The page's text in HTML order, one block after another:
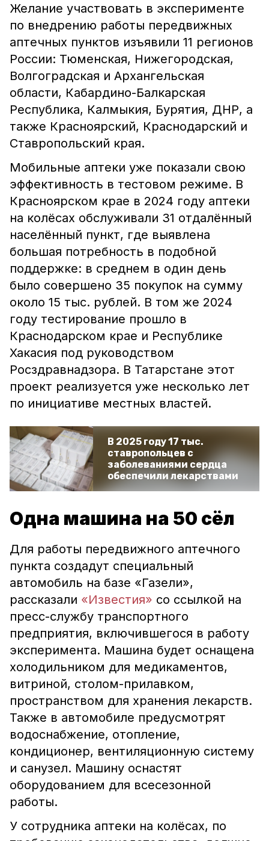
Желание участвовать в эксперименте
по внедрению работы передвижных
аптечных пунктов изъявили 11 регионов
России: Тюменская, Нижегородская,
Волгоградская и Архангельская
области, Кабардино-Балкарская
Республика, Калмыкия, Бурятия, ДНР, а
также Красноярский, Краснодарский и
Ставропольский края.
Мобильные аптеки уже показали свою
эффективность в тестовом режиме. В
Красноярском крае в 2024 году аптеки
на колёсах обслуживали 31 отдалённый
населённый пункт, где выявлена
большая потребность в подобной
поддержке: в среднем в один день
было совершено 35 покупок на сумму
около 15 тыс. рублей. В том же 2024
году тестирование прошло в
Краснодарском крае и Республике
Хакасия под руководством
Росздравнадзора. В Татарстане этот
проект реализуется уже несколько лет
по инициативе местных властей.
В 2025 году 17 тыс.
ставропольцев с
заболеваниями сердца
обеспечили лекарствами
Одна машина на 50 сёл
Для работы передвижного аптечного
пункта создадут специальный
автомобиль на базе «Газели»,
рассказали «Известия» со ссылкой на
пресс-службу транспортного
предприятия, включившегося в работу
эксперимента. Машина будет оснащена
холодильником для медикаментов,
витриной, столом-прилавком,
пространством для хранения лекарств.
Также в автомобиле предусмотрят
водоснабжение, отопление,
кондиционер, вентиляционную систему
и санузел. Машину оснастят
оборудованием для всесезонной
работы.
У сотрудника аптеки на колёсах, по